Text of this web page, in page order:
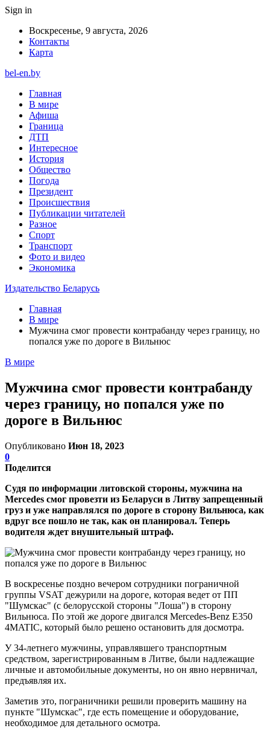
Sign in
Воскресенье, 9 августа, 2026
Контакты
Карта
bel-en.by
Главная
В мире
Афиша
Граница
ДТП
Интересное
История
Общество
Погода
Президент
Происшествия
Публикации читателей
Разное
Спорт
Транспорт
Фото и видео
Экономика
Издательство Беларусь
Главная
В мире
Мужчина смог провести контрабанду через границу, но
попался уже по дороге в Вильнюс
В мире
Мужчина смог провести контрабанду
через границу, но попался уже по
дороге в Вильнюс
Опубликовано Июн 18, 2023
0
Поделится
Судя по информации литовской стороны, мужчина на
Mercedes смог провезти из Беларуси в Литву запрещенный
груз и уже направлялся по дороге в сторону Вильнюса, как
вдруг все пошло не так, как он планировал. Теперь
водителя ждет внушительный штраф.
В воскресенье поздно вечером сотрудники пограничной
группы VSAT дежурили на дороге, которая ведет от ПП
"Шумскас" (с белорусской стороны "Лоша") в сторону
Вильнюса. По этой же дороге двигался Mercedes-Benz E350
4MATIC, который было решено остановить для досмотра.
У 34-летнего мужчины, управлявшего транспортным
средством, зарегистрированным в Литве, были надлежащие
личные и автомобильные документы, но он явно нервничал,
предъявляя их.
Заметив это, пограничники решили проверить машину на
пункте "Шумскас", где есть помещение и оборудование,
необходимое для детального осмотра.